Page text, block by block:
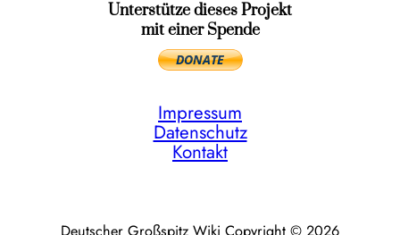
Unterstütze dieses Projekt
mit einer Spende
Impressum
Datenschutz
Kontakt
Deutscher Großspitz Wiki Copyright © 2026